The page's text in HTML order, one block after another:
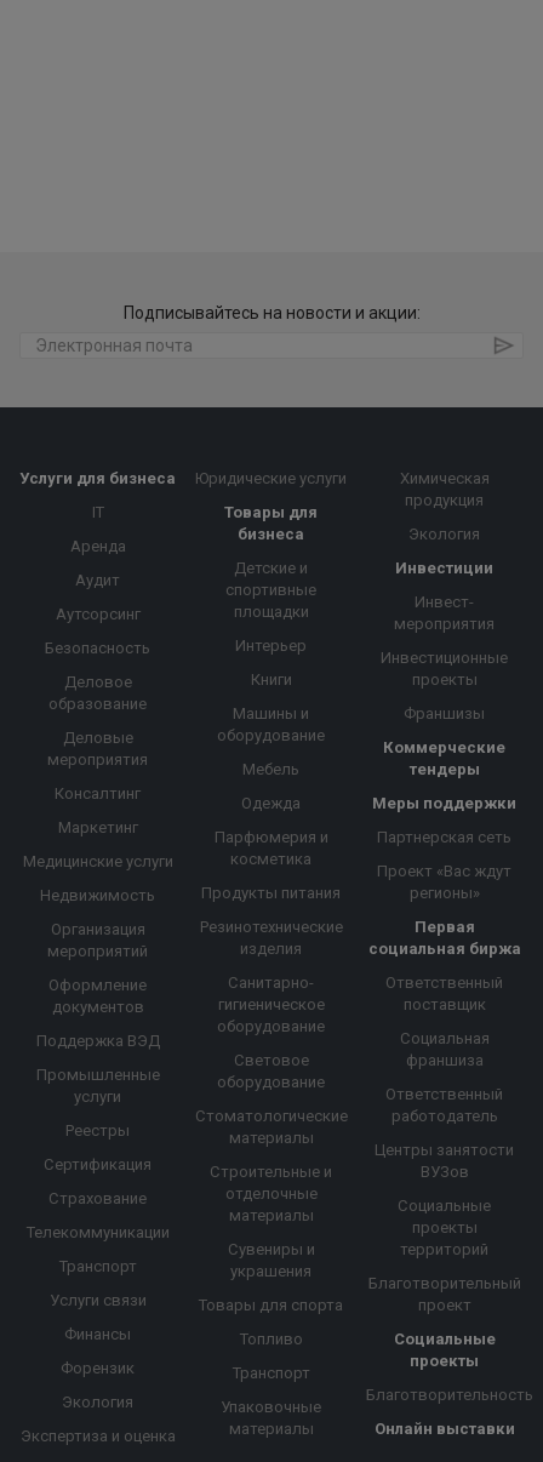
Подписывайтесь на новости и акции:
Услуги для бизнеса
IT
Аренда
Аудит
Аутсорсинг
Безопасность
Деловое
образование
Деловые
мероприятия
Консалтинг
Маркетинг
Медицинские услуги
Недвижимость
Организация
мероприятий
Оформление
документов
Поддержка ВЭД
Промышленные
услуги
Реестры
Сертификация
Страхование
Телекоммуникации
Транспорт
Услуги связи
Финансы
Форензик
Экология
Экспертиза и оценка
Юридические услуги
Товары для
бизнеса
Детские и
спортивные
площадки
Интерьер
Книги
Машины и
оборудование
Мебель
Одежда
Парфюмерия и
косметика
Продукты питания
Резинотехнические
изделия
Санитарно-
гигиеническое
оборудование
Световое
оборудование
Стоматологические
материалы
Строительные и
отделочные
материалы
Сувениры и
украшения
Товары для спорта
Топливо
Транспорт
Упаковочные
материалы
Химическая
продукция
Экология
Инвестиции
Инвест-
мероприятия
Инвестиционные
проекты
Франшизы
Коммерческие
тендеры
Меры поддержки
Партнерская сеть
Проект «Вас ждут
регионы»
Первая
социальная биржа
Ответственный
поставщик
Социальная
франшиза
Ответственный
работодатель
Центры занятости
ВУЗов
Социальные
проекты
территорий
Благотворительный
проект
Социальные
проекты
Благотворительность
Онлайн выставки